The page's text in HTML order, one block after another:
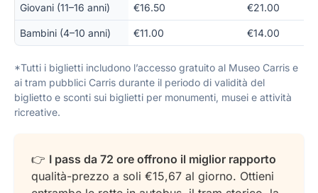
Giovani (11–16 anni) €16.50 €21.00
Bambini (4–10 anni) €11.00 €14.00
*Tutti i biglietti includono l’accesso gratuito al Museo Carris e
ai tram pubblici Carris durante il periodo di validità del
biglietto e sconti sui biglietti per monumenti, musei e attività
ricreative.
👉 I pass da 72 ore offrono il miglior rapporto
qualità-prezzo a soli €15,67 al giorno. Ottieni